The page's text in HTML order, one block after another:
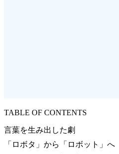
TABLE OF CONTENTS
言葉を生み出した劇
「ロボタ」から「ロボット」へ